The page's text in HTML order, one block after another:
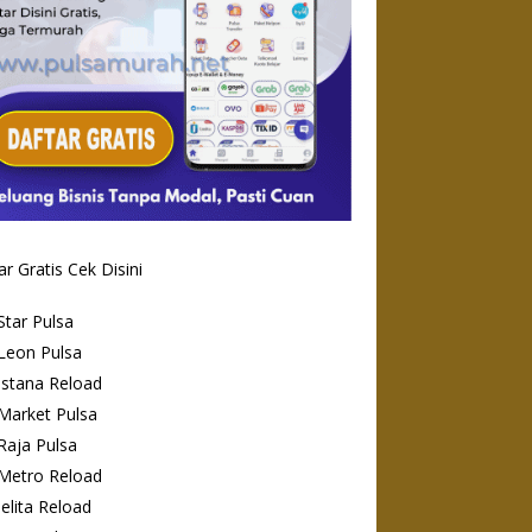
Gratis Cek Disini
Pulsa
Pulsa
Reload
Pulsa
Pulsa
Reload
Reload